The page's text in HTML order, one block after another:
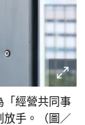
「經營共同事
放手。（圖／